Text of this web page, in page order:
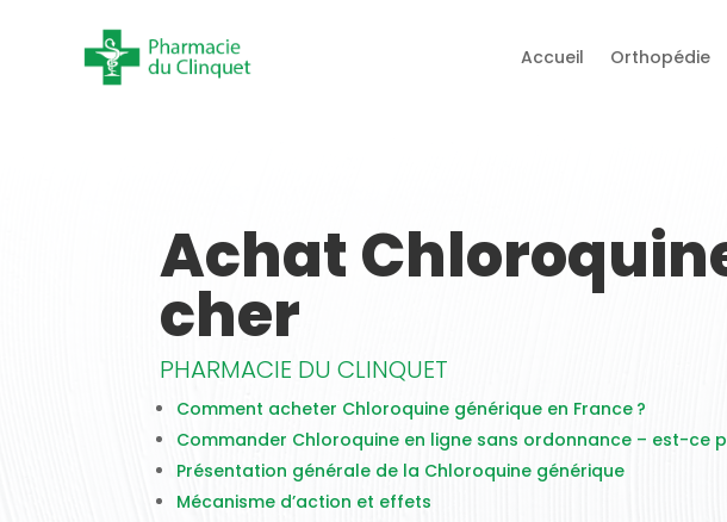
Accueil Orthopédie
Achat
cher
PHARMACIE DU CLINQUET
Comment acheter Chloroquine générique en France ?
Commander Chloroquine en ligne sans ordonnance – est-ce
Présentation générale de la Chloroquine générique
Mécanisme d’action et effets